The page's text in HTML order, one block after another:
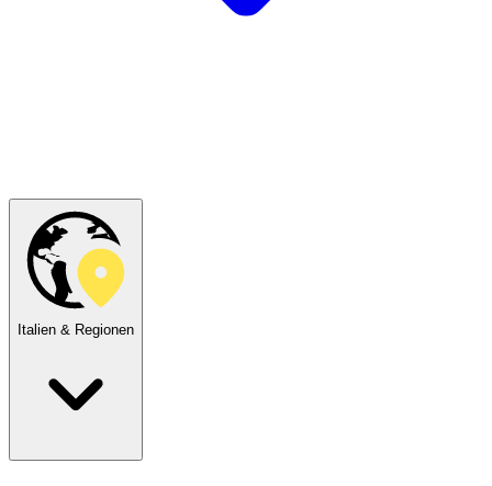
Italien & Regionen